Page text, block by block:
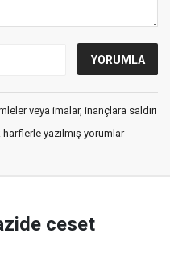
veya imalar, inançlara saldırı
yazılmış yorumlar
ceset